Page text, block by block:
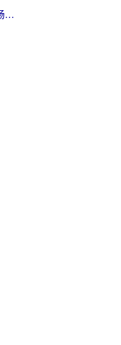
Dive用什么加速器好？海外党畅玩国服游戏的终极避坑指南